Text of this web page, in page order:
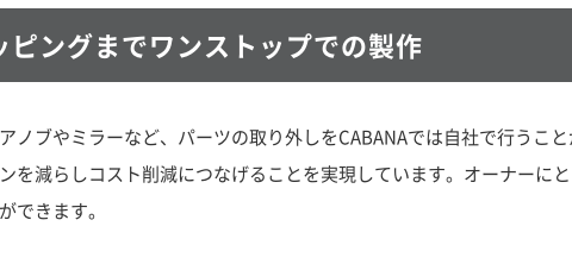
ングまでワンストップでの製作
ノブやミラーなど、パーツの取り外しをCABANAでは自社で行うこ
を減らしコスト削減につなげることを実現しています。オーナーに
できます。